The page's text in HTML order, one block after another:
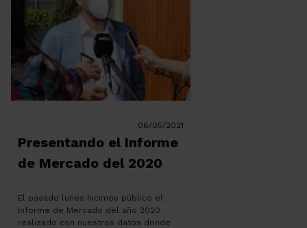
06/05/2021
Presentando el Informe
de Mercado del 2020
El pasado lunes hicimos público el
Informe de Mercado del año 2020
realizado con nuestros datos donde